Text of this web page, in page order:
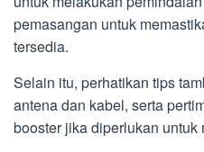
pemasangan untuk
tersedia.
Selain itu, perhatikan tips
antena dan kabel, serta
booster jika diperlukan